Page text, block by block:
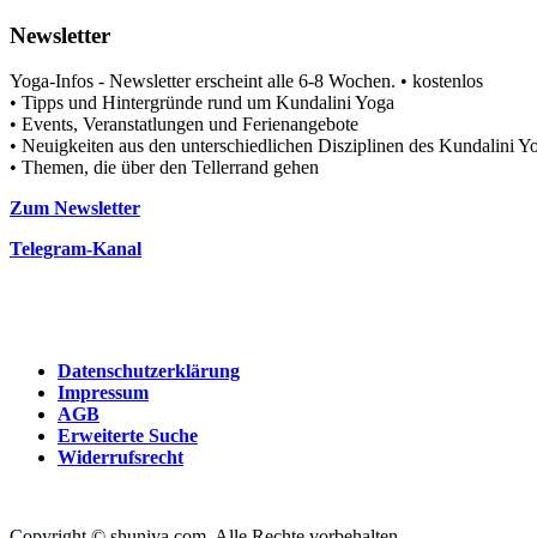
Newsletter
Yoga-Infos - Newsletter erscheint alle 6-8 Wochen. • kostenlos
• Tipps und Hintergründe rund um Kundalini Yoga
• Events, Veranstatlungen und Ferienangebote
• Neuigkeiten aus den unterschiedlichen Disziplinen des Kundalini
• Themen, die über den Tellerrand gehen
Zum Newsletter
Telegram-Kanal
Datenschutzerklärung
Impressum
AGB
Erweiterte Suche
Widerrufsrecht